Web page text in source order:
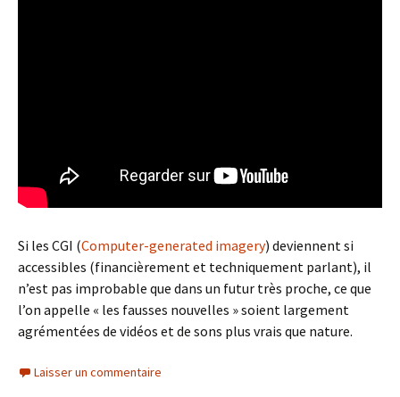
Si les CGI (Computer-generated imagery) deviennent si
accessibles (financièrement et techniquement parlant), il
n’est pas improbable que dans un futur très proche, ce que
l’on appelle « les fausses nouvelles » soient largement
agrémentées de vidéos et de sons plus vrais que nature.
Laisser un commentaire